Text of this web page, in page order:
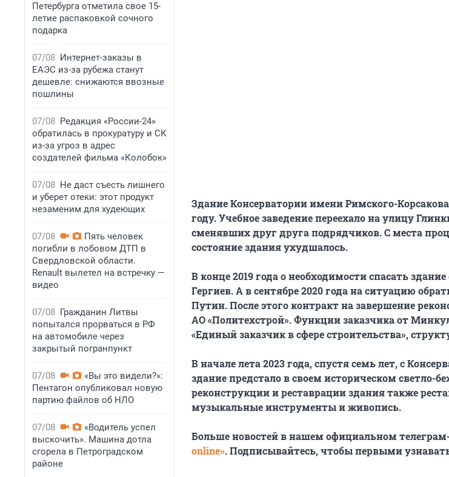
Петербурга отметила свое 15-
летие распаковкой сочного
подарка
07/08 Интернет-заказы в
ЕАЭС из-за рубежа станут
дешевле: снижаются ввозные
пошлины
07/08 Редакция «России-24»
обратилась в прокуратуру и СК
из-за угроз в адрес
создателей фильма «Колобок»
07/08 Не даст съесть лишнего
и уберет отеки: этот продукт
незаменим для худеющих
07/08
Пять человек
погибли в лобовом ДТП в
Свердловской области.
Renault вылетел на встречку —
видео
07/08 Гражданин Литвы
попытался прорваться в РФ
на автомобиле через
закрытый погранпункт
07/08
«Вы это видели?»:
Пентагон опубликовал новую
партию файлов об НЛО
07/08
«Водитель успел
выскочить». Машина дотла
сгорела в Петроградском
районе
Здание Консерватории имени Римского-
году. Учебное заведение переехало на улицу
сменявших друг друга подрядчиков. С места
состояние здания ухудшалось.
В конце 2019 года о необходимости спасать
Гергиев. А в сентябре 2020 года на ситуацию
Путин. После этого контракт на завершение
АО «Политехстрой». Функции заказчика от
«Единый заказчик в сфере строительства»,
В начале лета 2023 года, спустя семь лет, с
здание предстало в своем историческом светло-
реконструкции и реставрации здания также
музыкальные инструменты и живопись.
Больше новостей в нашем официальном
online». Подписывайтесь, чтобы первыми